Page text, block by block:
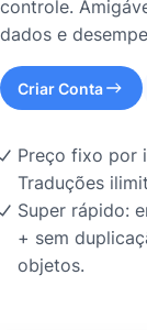
controle.
dados e
Criar Conta
Preço fixo por
Traduções
Super rápido:
+ sem
objetos.